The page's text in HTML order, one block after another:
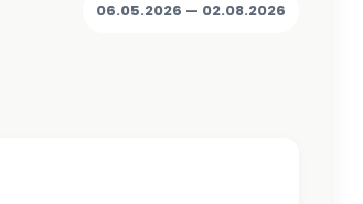
06.05.2026 — 02.08.2026